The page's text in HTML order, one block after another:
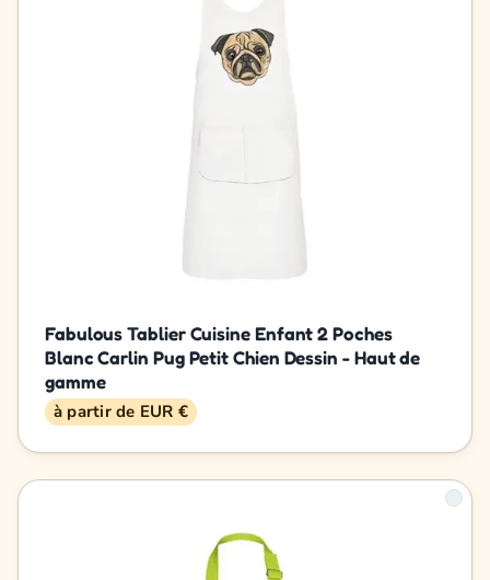
Fabulous Tablier Cuisine Enfant 2 Poches
Blanc Carlin Pug Petit Chien Dessin - Haut de
gamme
à partir de EUR €